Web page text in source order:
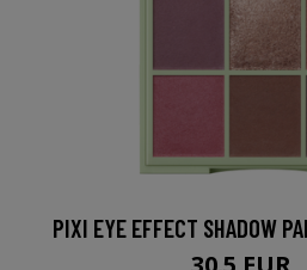
PIXI EYE EFFECT SHADOW